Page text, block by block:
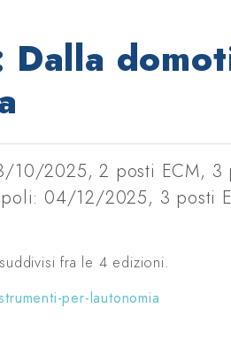
2025, 2 posti ECM, 3
04/12/2025, 3 posti
fra le 4 edizioni.
per-lautonomia